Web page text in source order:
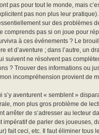
pas pour tout le monde, mais
pas non plus leur pratique).
sur des problèmes
comprends pas si on joue pour
à ces événements ? Le
et d’aventure ; dans l’autre, un
suivent ne résolvent pas
? Trouver des informations ou
incompréhension provient de
s’y aventurent « semblent »
mon plus gros problème de
arrêter de s’adresser au lecteur
impératif de parler des joueuses,
fait ceci, etc. Il faut éliminer tous